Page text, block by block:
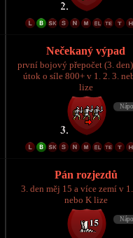
Nečekaný výpad
první bojový přepočet (3.
útok o síle 800+ v 1. 2. 3.
lize
Pán rozjezdů
3. den měj 15 a více zemí v
nebo K lize